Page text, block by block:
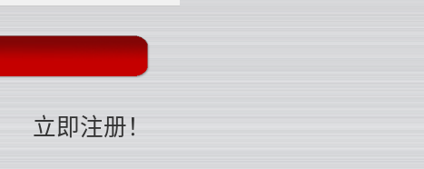
立即注册！